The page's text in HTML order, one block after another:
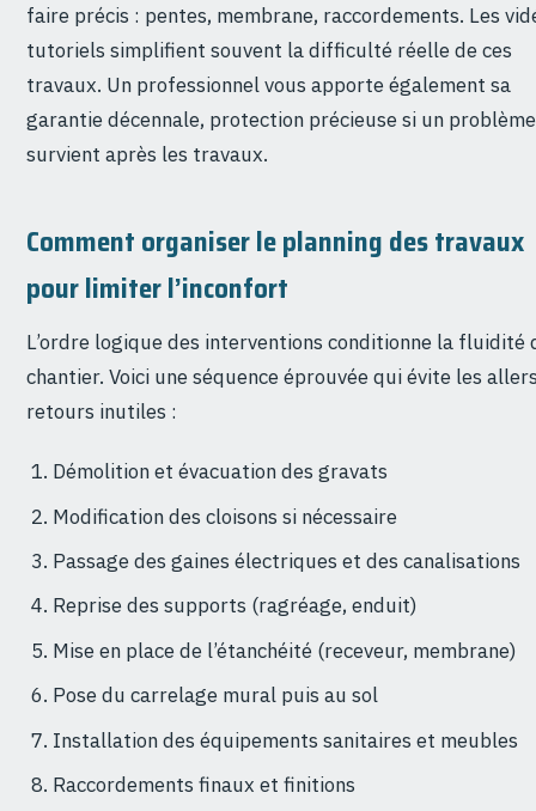
faire précis : pentes, membrane, raccordements. Les
tutoriels simplifient souvent la difficulté réelle de ces
travaux. Un professionnel vous apporte également sa
garantie décennale, protection précieuse si un problème
survient après les travaux.
Comment organiser le planning des travaux
pour limiter l’inconfort
L’ordre logique des interventions conditionne la fluidité
chantier. Voici une séquence éprouvée qui évite les
retours inutiles :
Démolition et évacuation des gravats
Modification des cloisons si nécessaire
Passage des gaines électriques et des canalisations
Reprise des supports (ragréage, enduit)
Mise en place de l’étanchéité (receveur, membrane)
Pose du carrelage mural puis au sol
Installation des équipements sanitaires et meubles
Raccordements finaux et finitions